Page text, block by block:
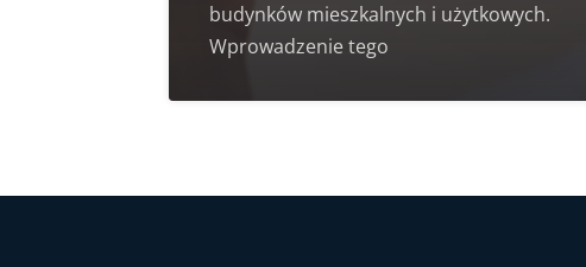
budynków mieszkalnych i użytkowych.
Wprowadzenie tego